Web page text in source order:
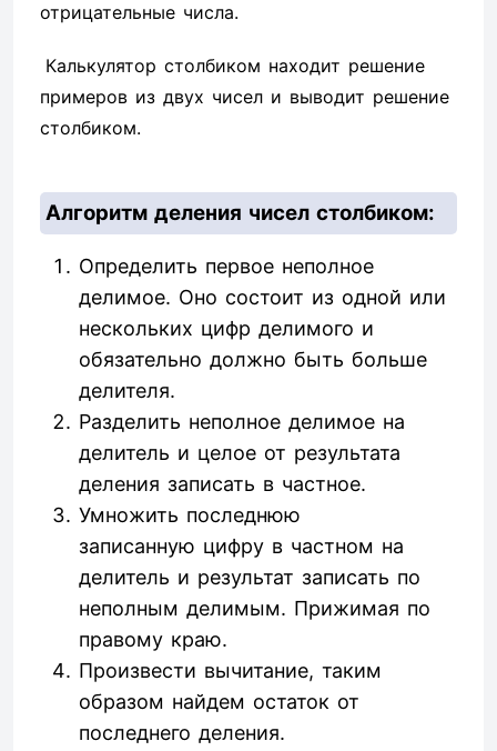
отрицательные числа.
Калькулятор столбиком находит решение
примеров из двух чисел и выводит решение
столбиком.
Алгоритм деления чисел столбиком:
Определить первое неполное
делимое. Оно состоит из одной или
нескольких цифр делимого и
обязательно должно быть больше
делителя.
Разделить неполное делимое на
делитель и целое от результата
деления записать в частное.
Умножить последнюю
записанную цифру в частном на
делитель и результат записать по
неполным делимым. Прижимая по
правому краю.
Произвести вычитание, таким
образом найдем остаток от
последнего деления.